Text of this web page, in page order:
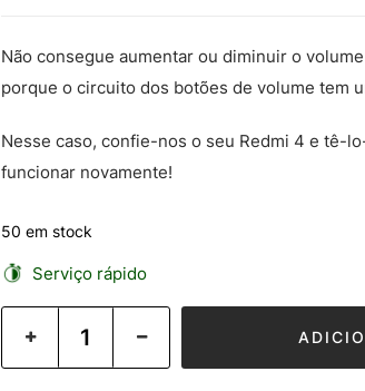
Não consegue aumentar ou diminuir o
porque o circuito dos botões de volume tem
Nesse caso, confie-nos o seu Redmi 4 e tê-
funcionar novamente!
50 em stock
Serviço rápido